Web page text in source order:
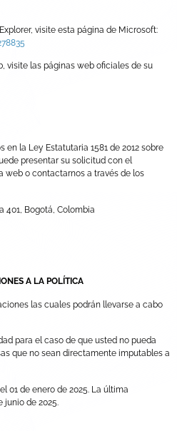
visite esta página de Microsoft:
visite las páginas web oficiales de su
en la Ley Estatutaria 1581 de 2012 sobre
presentar su solicitud con el
web o contactarnos a través de los
401, Bogotá, Colombia
A LA POLÍTICA
las cuales podrán llevarse a cabo
para el caso de que usted no pueda
que no sean directamente imputables a
01 de enero de 2025. La última
de 2025.